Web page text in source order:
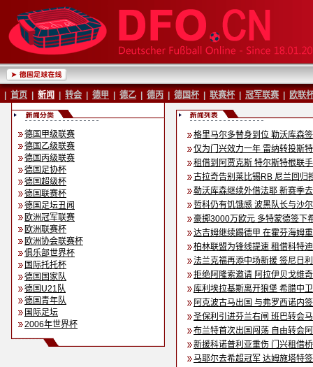
首页 新闻 转会 德甲 德乙 德丙 德国杯 联赛杯 冠军联赛 欧联
德国甲级联赛
德国乙级联赛
德国丙级联赛
德国足协杯
德国超级杯
德国联赛杯
德国足坛丑闻
欧洲冠军联赛
欧洲联赛杯
欧洲协会联赛杯
俱乐部世界杯
国际托托杯
德国国家队
德国U21队
德国青年队
国际足坛
2006年世界杯
格里马尔多替身到位 勒沃库森
仅为门兴效力一年 雷纳转投斯
租借到阿贾克斯 特尔斯特根联
古拉奇告别莱比锡RB 尼兰回归
勒沃库森继续外借法耶 新赛季
哲科仍有饥饿感 波黑队长与沙
豪掷3000万欧元 多特蒙德签下
达吉姆继续踢德甲 在霍芬海姆
柏林联盟为锋线提速 租借科特
法兰克福再添中场新援 签尼日
拒绝阿隆索邀请 阿拉伊贝戈维
库利埃拉基斯离开狼堡 希腊中
阿克波古马出国 与弗罗西诺内
圣保利引进芬兰右闸 班巴转会
布兰特首次出国闯荡 自由转会
新援科诺普利亚重伤 门兴租借
马耶尔去希超冠军 达姆施塔特